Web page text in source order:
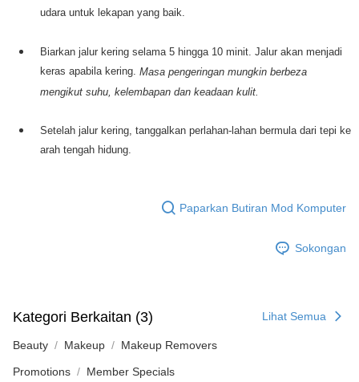
udara untuk lekapan yang baik.
Biarkan jalur kering selama 5 hingga 10 minit. Jalur akan menjadi
keras apabila kering. Masa pengeringan mungkin berbeza
mengikut suhu, kelembapan dan keadaan kulit.
Setelah jalur kering, tanggalkan perlahan-lahan bermula dari tepi ke
arah tengah hidung.
Paparkan Butiran Mod Komputer
Sokongan
Kategori Berkaitan (3) Lihat Semua
Beauty Makeup Makeup Removers
Promotions Member Specials